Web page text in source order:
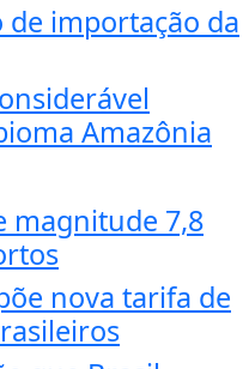
importação da
Amazônia
magnitude 7,8
nova tarifa de